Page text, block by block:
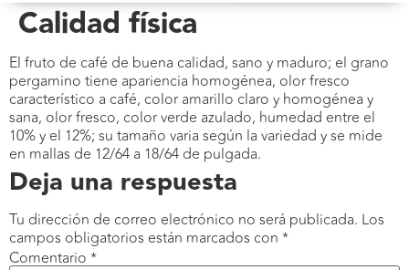
Calidad física
El fruto de café de buena calidad, sano y maduro; el grano
pergamino tiene apariencia homogénea, olor fresco
característico a café, color amarillo claro y homogénea y
sana, olor fresco, color verde azulado, humedad entre el
10% y el 12%; su tamaño varia según la variedad y se mide
en mallas de 12/64 a 18/64 de pulgada.
Deja una respuesta
Tu dirección de correo electrónico no será publicada. Los
campos obligatorios están marcados con *
Comentario *